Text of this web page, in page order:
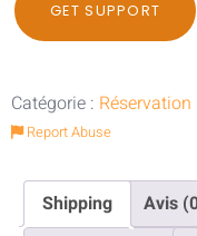
GET SUPPORT
Catégorie : Réservation
Report Abuse
Shipping Avis